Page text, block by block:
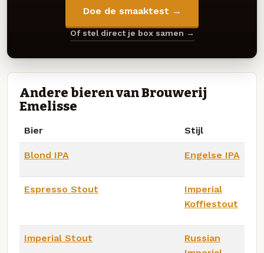
Doe de smaaktest →
Of stel direct je box samen →
Andere bieren van Brouwerij
Emelisse
Bier Stijl
Blond IPA Engelse IPA
Espresso Stout
Imperial
Koffiestout
Imperial Stout
Russian